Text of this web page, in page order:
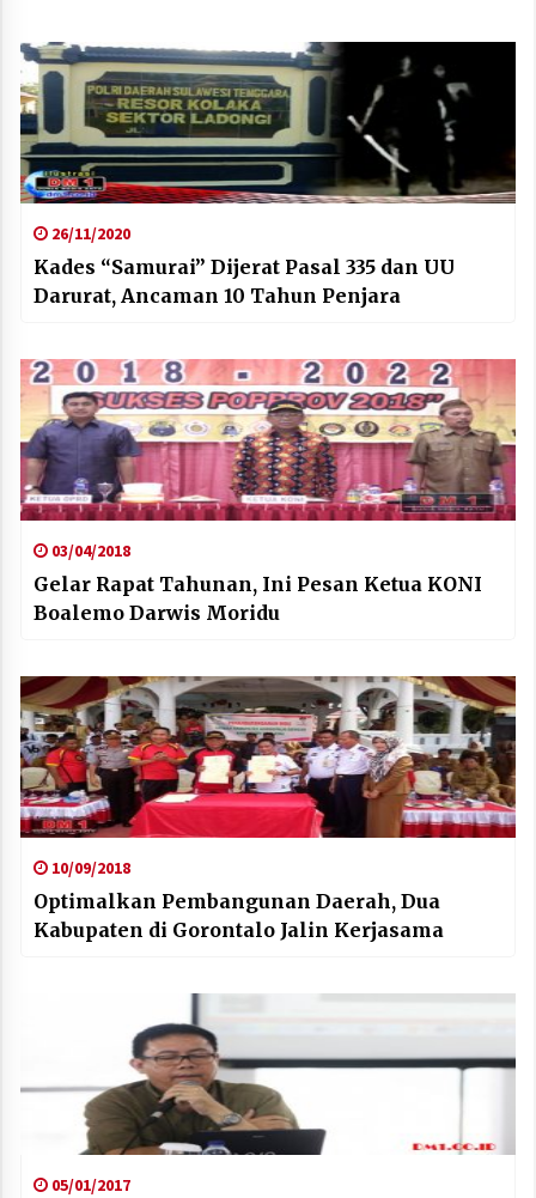
26/11/2020
Kades “Samurai” Dijerat Pasal 335 dan UU
Darurat, Ancaman 10 Tahun Penjara
03/04/2018
Gelar Rapat Tahunan, Ini Pesan Ketua KONI
Boalemo Darwis Moridu
10/09/2018
Optimalkan Pembangunan Daerah, Dua
Kabupaten di Gorontalo Jalin Kerjasama
05/01/2017